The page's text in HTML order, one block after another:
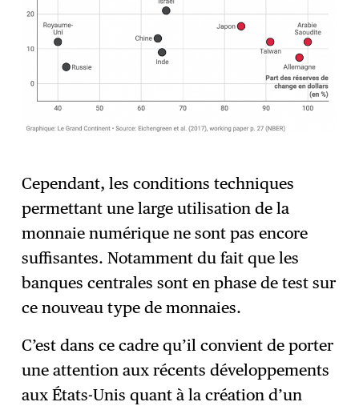
Cependant, les conditions techniques
permettant une large utilisation de la
monnaie numérique ne sont pas encore
suffisantes. Notamment du fait que les
banques centrales sont en phase de test sur
ce nouveau type de monnaies.
C’est dans ce cadre qu’il convient de porter
une attention aux récents développements
aux États-Unis quant à la création d’un